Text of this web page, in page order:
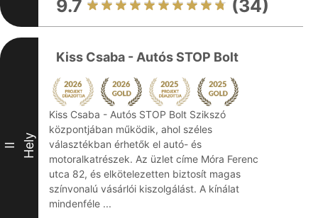
9.7 (34)
II Hely
Kiss Csaba - Autós STOP Bolt
Kiss Csaba - Autós STOP Bolt Szikszó
központjában működik, ahol széles
választékban érhetők el autó- és
motoralkatrészek. Az üzlet címe Móra Ferenc
utca 82, és elkötelezetten biztosít magas
színvonalú vásárlói kiszolgálást. A kínálat
mindenféle ...